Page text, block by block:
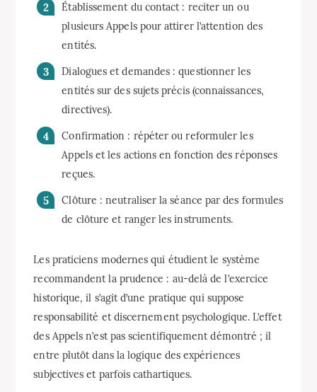
Établissement du contact : reciter un ou
plusieurs Appels pour attirer l’attention des
entités.
Dialogues et demandes : questionner les
entités sur des sujets précis (connaissances,
directives).
Confirmation : répéter ou reformuler les
Appels et les actions en fonction des réponses
reçues.
Clôture : neutraliser la séance par des formules
de clôture et ranger les instruments.
Les praticiens modernes qui étudient le système
recommandent la prudence : au-delà de l’exercice
historique, il s’agit d’une pratique qui suppose
responsabilité et discernement psychologique. L’effet
des Appels n’est pas scientifiquement démontré ; il
entre plutôt dans la logique des expériences
subjectives et parfois cathartiques.